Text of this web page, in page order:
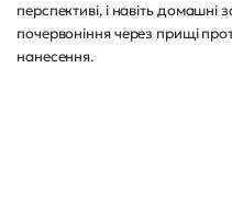
перспективі, і навіть
почервоніння через прищі
нанесення.